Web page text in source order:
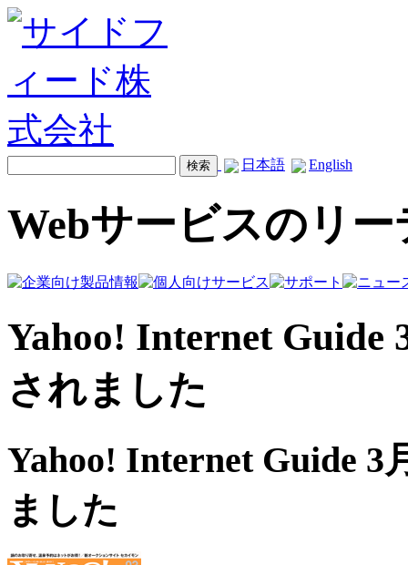
日本語 English
Webサービスのリ
Yahoo! Internet Guide
されました
Yahoo! Internet Guide
ました